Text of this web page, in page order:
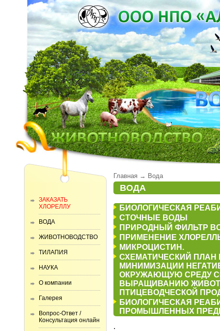
ЗАКАЗАТЬ
ХЛОРЕЛЛУ
ВОДА
ЖИВОТНОВОДСТВО
ТИЛАПИЯ
НАУКА
О компании
Галерея
Вопрос-Ответ /
Консультация онлайн
Главная → Вода
ВОДА
БИОЛОГИЧЕСКАЯ
СТОЧНЫЕ ВОДЫ
ПРИРОДНЫЙ ФИЛЬТР
ПРИМЕНЕНИЕ
МИКРОЦИСТИН.
СХЕМАТИЧЕСКИЙ
МИНИМИЗАЦИИ
ОКРУЖАЮЩУЮ СРЕДУ
ВЫРАЩИВАНИЮ
ПТИЦЕВОДЧЕСКОЙ
БИОЛОГИЧЕСКАЯ
ПРОМЫШЛЕННЫХ
.